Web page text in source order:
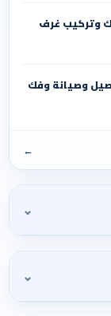
بمكة 0546138860⁩ | فك وتركيب غرف
0546138860⁩ | تفصيل وصيانة وفك
←
⌄
⌄